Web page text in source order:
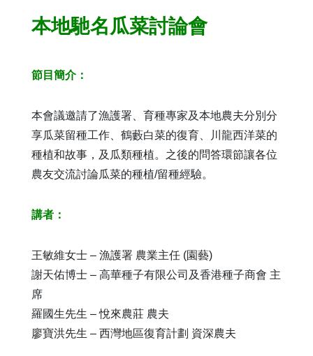
本地馳名瓜菜討論會
節目簡介：
本會議邀請了漁護署、育種專家及本地農夫分別分
享瓜菜留種工作、鶴藪白菜的復育、川龍西洋菜的
種植和故事，及瓜類種植。之後的問答環節讓各位
農友交流討論瓜菜的種植/留種經驗。
講者：
王敏維女士 – 漁護署 農業主任 (園藝)
謝天佑博士 – 高華種子有限公司及香港種子商會 主
席
羅國生先生 – 悅來農莊 農夫
廖寶洪先生 – 西灣地區復育計劃 資深農夫